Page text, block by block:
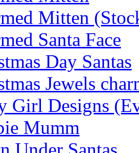
Mitten
Santa Face
Day Santas
Jewels
Girl Designs
Mumm